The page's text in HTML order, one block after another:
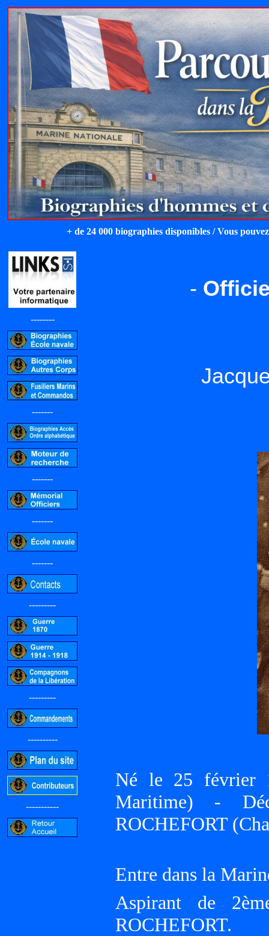
+ de 24 000 biographies disponibles / Vous
--------
-------
-------
-------
-------
---------
---------
----------
-----------
-
Né le 25 février
Maritime) -
ROCHEFORT
Entre dans la
Aspirant de
ROCHEFORT.